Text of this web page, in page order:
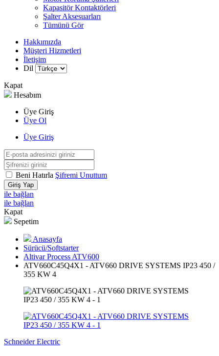
Kapasitör Kontaktörleri
Şalter Aksesuarları
Tümünü Gör
Hakkımızda
Müşteri Hizmetleri
İletişim
Dil
Kapat
Hesabım
Üye Giriş
Üye Ol
Üye Giriş
Beni Hatırla Şifremi Unuttum
Giriş Yap
ile bağlan
ile bağlan
Kapat
Sepetim
Anasayfa
Sürücü/Softstarter
Altivar Process ATV600
ATV660C45Q4X1 - ATV660 DRIVE SYSTEMS IP23 450 /
355 KW 4
Schneider Electric